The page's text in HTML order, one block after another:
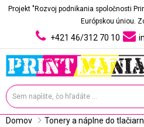
Projekt "Rozvoj podnikania spoločnosti
Európskou úniou.
+421 46/312 70 10
Domov
Tonery a náplne do